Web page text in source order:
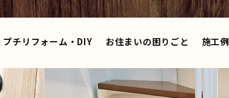
プチリフォーム・DIY お住まいの困りごと 施工例